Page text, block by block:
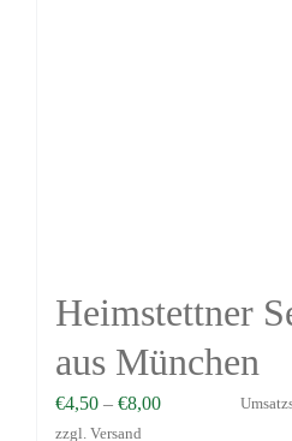
Heimstettner
aus München
€4,50 – €8,00
zzgl. Versand